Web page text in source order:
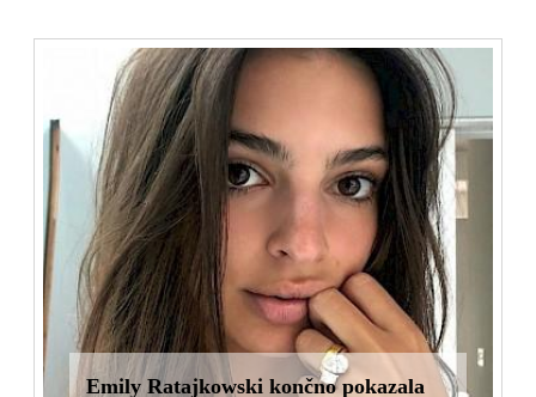
Emily Ratajkowski končno pokazala